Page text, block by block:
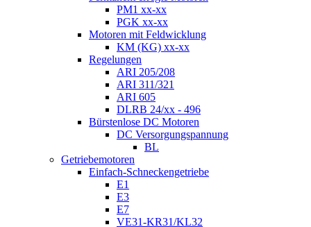
PM1 xx-xx
PGK xx-xx
Motoren mit Feldwicklung
KM (KG) xx-xx
Regelungen
ARI 205/208
ARI 311/321
ARI 605
DLRB 24/xx - 496
Bürstenlose DC Motoren
DC Versorgungspannung
BL
Getriebemotoren
Einfach-Schneckengetriebe
E1
E3
E7
VE31-KR31/KL32